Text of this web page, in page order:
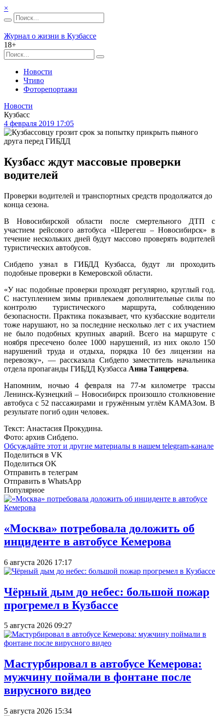
×
Журнал о жизни в Кузбассе
18+
Новости
Чтиво
Фоторепортажи
Новости
Кузбасс
4 февраля 2019 17:05
Кузбасс ждут массовые проверки
водителей
Проверки водителей и транспортных средств продолжатся до
конца сезона.
В Новосибирской области после смертельного ДТП с
участием рейсового автобуса «Шерегеш – Новосибирск» в
течение нескольких дней будут массово проверять водителей
туристических автобусов.
Сибдепо узнал в ГИБДД Кузбасса, будут ли проходить
подобные проверки в Кемеровской области.
«У нас подобные проверки проходят регулярно, круглый год.
С наступлением зимы привлекаем дополнительные силы по
контролю туристического маршрута, соблюдению
безопасности. Практика показывает, что кузбасские водители
тоже нарушают, но за последние несколько лет с их участием
не было подобных крупных аварий. Всего на маршруте с
ноября пресечено более 1000 нарушений, из них около 150
нарушений труда и отдыха, порядка 10 без лицензии на
перевозку», — рассказала Сибдепо заместитель начальника
отдела пропаганды ГИБДД Кузбасса Анна Танцерева.
Напомним, ночью 4 февраля на 77-м километре трассы
Ленинск-Кузнецкий – Новосибирск произошло столкновение
автобуса с 52 пассажирами и гружённым углём КАМАЗом. В
результате погиб один человек.
Текст: Анастасия Прокудина.
Фото: архив Сибдепо.
Обсуждайте этот и другие материалы в нашем telegram-канале
Поделиться в VK
Поделиться OK
Отправить в телеграм
Отправить в WhatsApp
Популярное
«Москва» потребовала доложить об
инциденте в автобусе Кемерова
6 августа 2026 17:17
Чёрный дым до небес: большой пожар
прогремел в Кузбассе
5 августа 2026 09:27
Мастурбировал в автобусе Кемерова:
мужчину поймали в фонтане после
вирусного видео
5 августа 2026 15:34